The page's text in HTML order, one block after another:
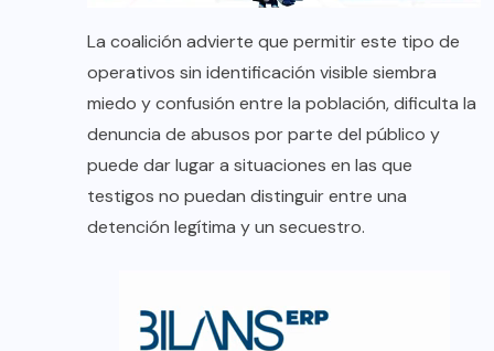
La coalición advierte que permitir este tipo de
operativos sin identificación visible siembra
miedo y confusión entre la población, dificulta la
denuncia de abusos por parte del público y
puede dar lugar a situaciones en las que
testigos no puedan distinguir entre una
detención legítima y un secuestro.